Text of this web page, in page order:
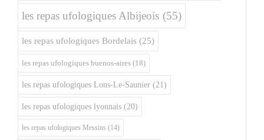
les repas ufologiques Albijeois (55)
les repas ufologiques Bordelais (25)
les repas ufologiques buenos-aires (18)
les repas ufologiques Lons-Le-Saunier (21)
les repas ufologiques lyonnais (20)
les repas ufologiques Messins (14)